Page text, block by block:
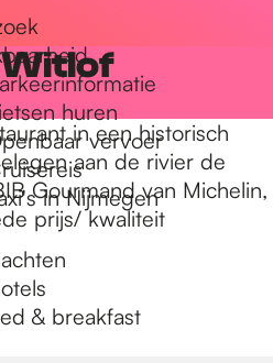
huren
vervoer
in Nijmegen
& breakfast
in een historisch
aan de rivier de
Gourmand van Michelin,
prijs/ kwaliteit